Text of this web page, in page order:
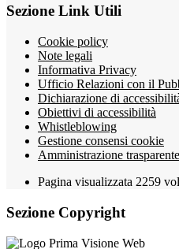
Sezione Link Utili
Cookie policy
Note legali
Informativa Privacy
Ufficio Relazioni con il
Dichiarazione di
Obiettivi di accessibilità
Whistleblowing
Gestione consensi cookie
Amministrazione trasparente
Pagina visualizzata 2259
Sezione Copyright